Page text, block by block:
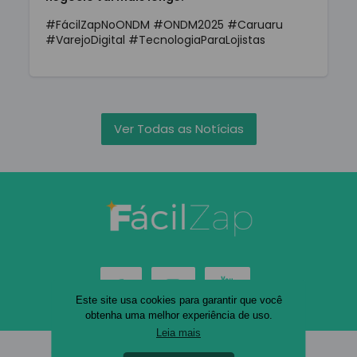
Este site usa cookies para garantir que você
obtenha uma melhor experiência de uso.
Leia mais
#FácilZapNoONDM #ONDM2025 #Caruaru
#VarejoDigital #TecnologiaParaLojistas
Ver Todas as Notícias
© 2026 FácilZap. Todos os direitos reservados.